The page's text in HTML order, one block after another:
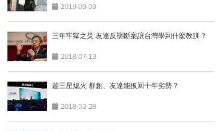
2019-09-09
三年牢獄之災 友達反壟斷案讓台灣學到什麼教訓？
2018-07-13
趁三星熄火 群創、友達能扳回十年劣勢？
2018-03-28